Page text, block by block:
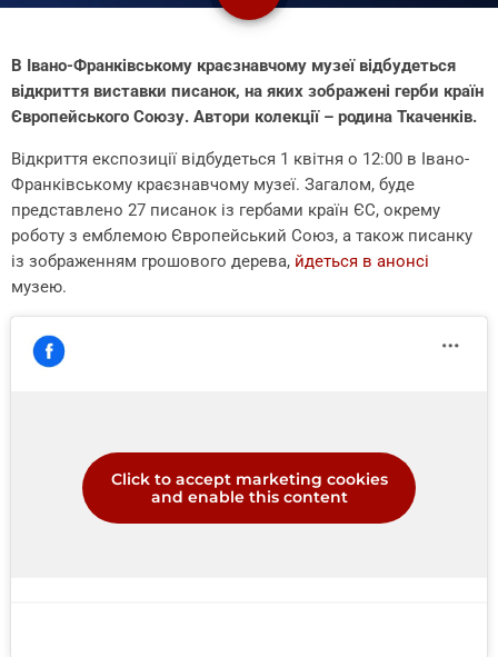
В Івано-Франківському краєзнавчому музеї відбудеться
відкриття виставки писанок, на яких зображені герби країн
Європейського Союзу. Автори колекції – родина Ткаченків.
Відкриття експозиції відбудеться 1 квітня о 12:00 в Івано-
Франківському краєзнавчому музеї. Загалом, буде
представлено 27 писанок із гербами країн ЄС, окрему
роботу з емблемою Європейський Союз, а також писанку
із зображенням грошового дерева, йдеться в анонсі
музею.
Click to accept marketing cookies
and enable this content